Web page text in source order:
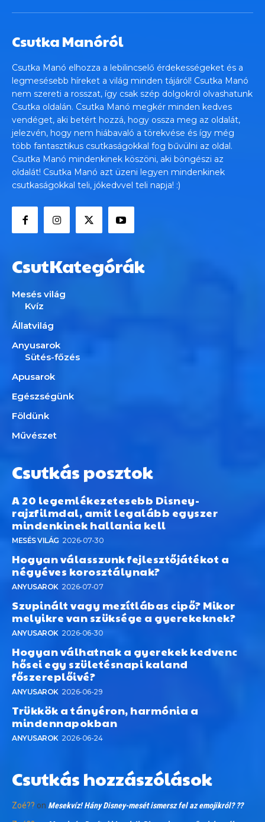
Csutka Manóról
Csutka Manó elhozza a lebilincselő érdekességeket és a
legmesésebb híreket a világ minden tájáról! Csutka Manó
nem szereti a rosszat, így csak szép dolgokról olvashatunk
Csutka oldalán. Csutka Manó megkér minden kedves
vendéget, aki betért hozzá, hogy ossza meg az oldalát,
jelezvén, hogy nem hiábavaló a törekvése és így még
több fantasztikus csutkaságokkal fog bűvülni az oldal.
Csutka Manó mindenkinek köszöni, aki böngészi az
oldalát! Csutka Manó azt üzeni legyen mindenkinek
csutkaságokkal teli, jókedvvel teli napja! :)
CsutKategórák
Mesés világ
Kvíz
Állatvilág
Anyusarok
Sütés-főzés
Apusarok
Egészségünk
Földünk
Művészet
Csutkás posztok
A 20 legemlékezetesebb Disney-
rajzfilmdal, amit legalább egyszer
mindenkinek hallania kell
MESÉS VILÁG 2026-07-30
Hogyan válasszunk fejlesztőjátékot a
négyéves korosztálynak?
ANYUSAROK 2026-07-07
Szupinált vagy mezítlábas cipő? Mikor
melyikre van szüksége a gyerekeknek?
ANYUSAROK 2026-06-30
Hogyan válhatnak a gyerekek kedvenc
hősei egy születésnapi kaland
főszereplőivé?
ANYUSAROK 2026-06-29
Trükkök a tányéron, harmónia a
mindennapokban
ANYUSAROK 2026-06-24
Csutkás hozzászólások
Zoé?? on Mesekvíz! Hány Disney-mesét ismersz fel az emojikról? ??